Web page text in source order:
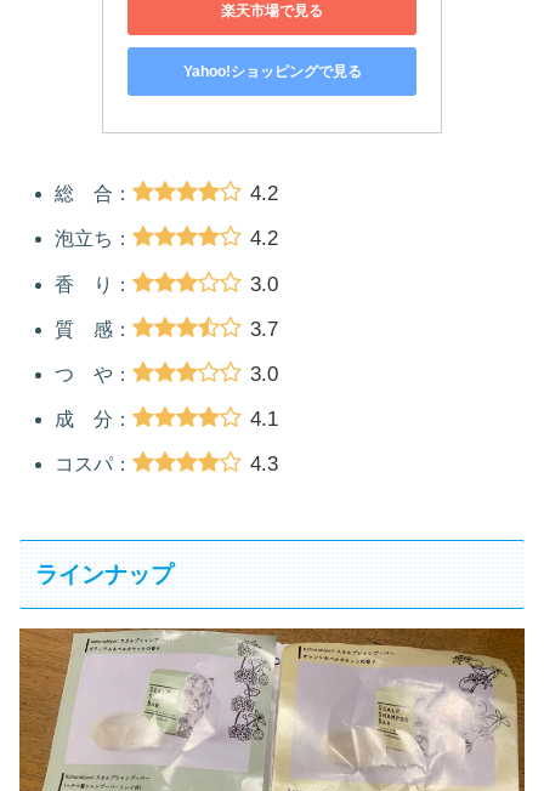
楽天市場で見る
Yahoo!ショッピングで見る
総 合： 4.2
泡立ち： 4.2
香 り： 3.0
質 感： 3.7
つ や： 3.0
成 分： 4.1
コスパ： 4.3
ラインナップ